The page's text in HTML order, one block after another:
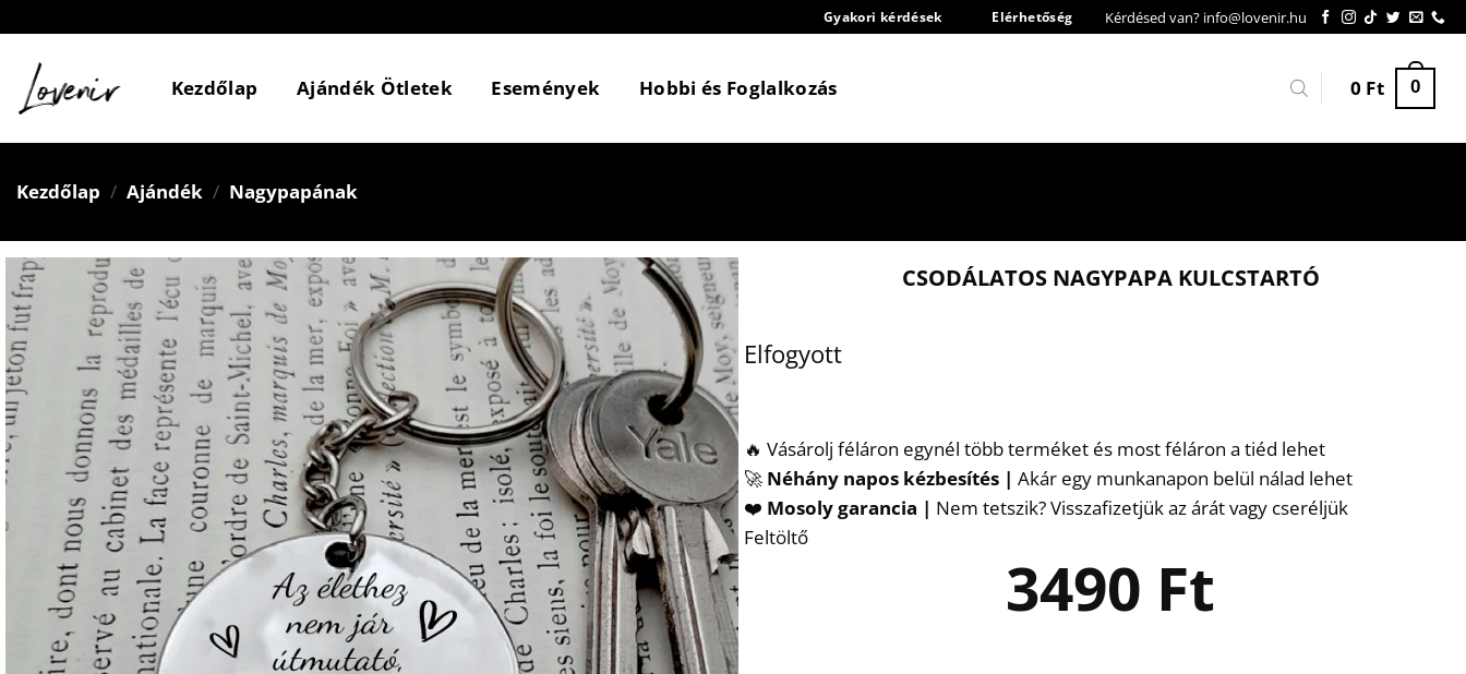
content
Gyakori kérdések Elérhetőség Kérdésed van? info@lovenir.hu
Kezdőlap Ajándék Ötletek Események Hobbi és Foglalkozás 0 Ft 0
Kezdőlap / Ajándék / Nagypapának
CSODÁLATOS NAGYPAPA KULCSTARTÓ
Elfogyott
🔥 Vásárolj féláron egynél több terméket és most féláron a tiéd lehet
🚀 Néhány napos kézbesítés | Akár egy munkanapon belül nálad lehet
❤️ Mosoly garancia | Nem tetszik? Visszafizetjük az árát vagy cseréljük
Feltöltő
3490 Ft